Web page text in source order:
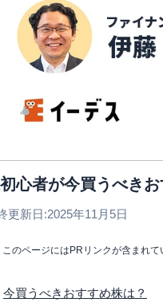
心者が今買うべき
更新日:2025年11月5日
このページにはPRリンクが含まれて
今買うべきおすすめ株は？